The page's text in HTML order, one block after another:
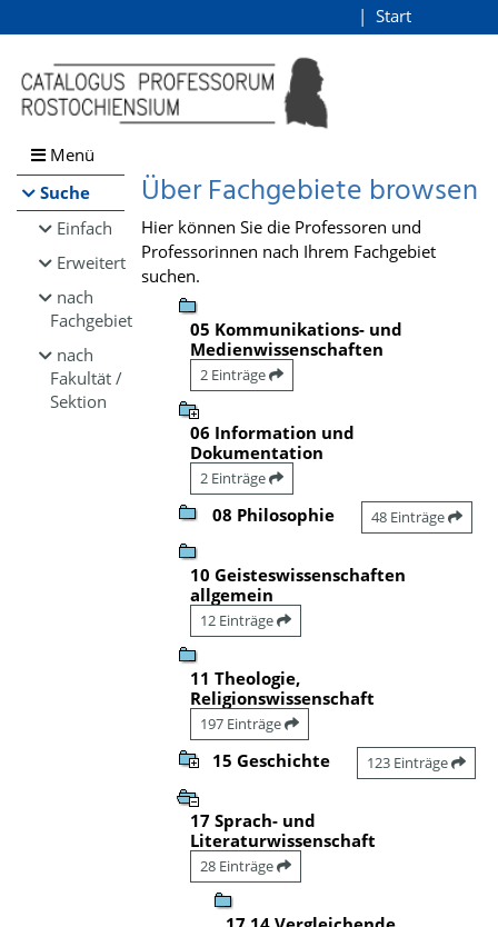
Browsen
direkt zum Inhalt
Start
Menü
Suche
Einfach
Erweitert
nach
Fachgebiet
nach
Fakultät /
Sektion
Über Fachgebiete browsen
Hier können Sie die Professoren und
Professorinnen nach Ihrem Fachgebiet
suchen.
05 Kommunikations- und
Medienwissenschaften
2 Einträge
06 Information und
Dokumentation
2 Einträge
08 Philosophie 48 Einträge
10 Geisteswissenschaften
allgemein
12 Einträge
11 Theologie,
Religionswissenschaft
197 Einträge
15 Geschichte 123 Einträge
17 Sprach- und
Literaturwissenschaft
28 Einträge